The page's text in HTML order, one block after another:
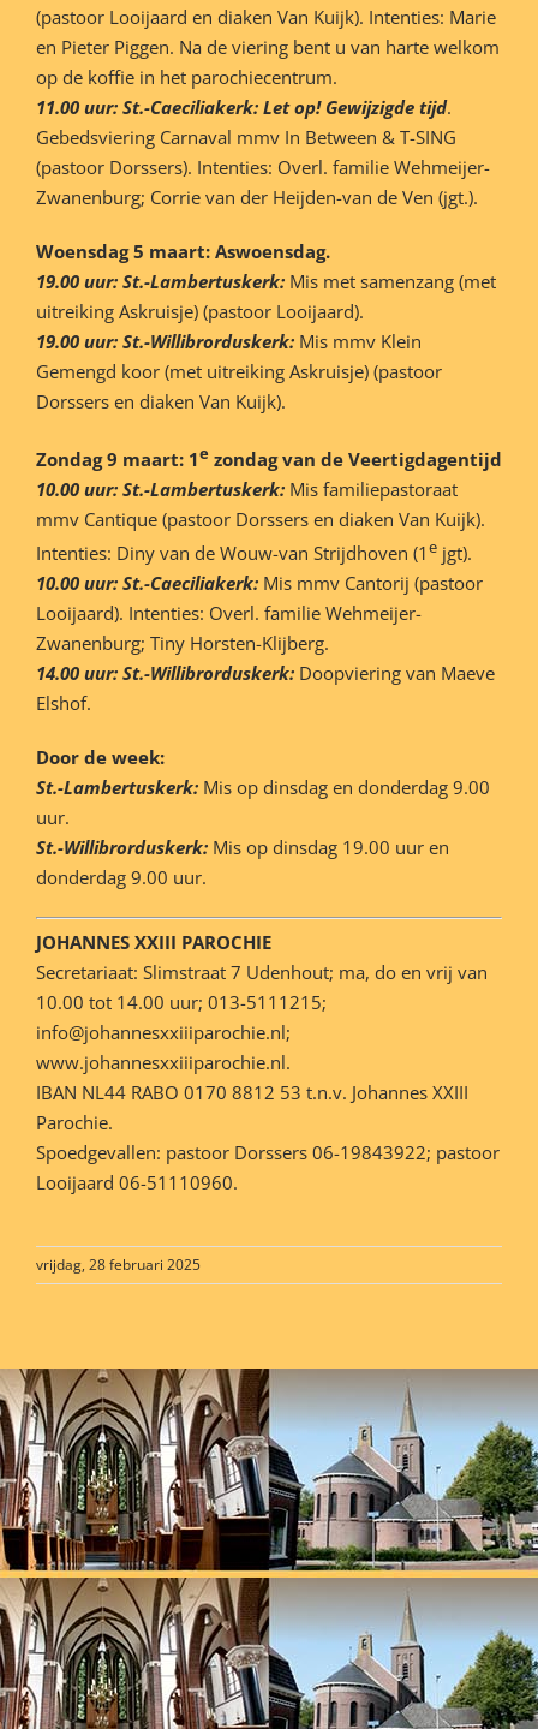
(pastoor Looijaard en diaken Van Kuijk). Intenties: Marie
en Pieter Piggen. Na de viering bent u van harte welkom
op de koffie in het parochiecentrum.
11.00 uur: St.-Caeciliakerk: Let op! Gewijzigde tijd.
Gebedsviering Carnaval mmv In Between & T-SING
(pastoor Dorssers). Intenties: Overl. familie Wehmeijer-
Zwanenburg; Corrie van der Heijden-van de Ven (jgt.).
Woensdag 5 maart: Aswoensdag.
19.00 uur: St.-Lambertuskerk: Mis met samenzang (met
uitreiking Askruisje) (pastoor Looijaard).
19.00 uur: St.-Willibrorduskerk: Mis mmv Klein
Gemengd koor (met uitreiking Askruisje) (pastoor
Dorssers en diaken Van Kuijk).
Zondag 9 maart: 1e zondag van de Veertigdagentijd
10.00 uur: St.-Lambertuskerk: Mis familiepastoraat
mmv Cantique (pastoor Dorssers en diaken Van Kuijk).
Intenties: Diny van de Wouw-van Strijdhoven (1e jgt).
10.00 uur: St.-Caeciliakerk: Mis mmv Cantorij (pastoor
Looijaard). Intenties: Overl. familie Wehmeijer-
Zwanenburg; Tiny Horsten-Klijberg.
14.00 uur: St.-Willibrorduskerk: Doopviering van Maeve
Elshof.
Door de week:
St.-Lambertuskerk: Mis op dinsdag en donderdag 9.00
uur.
St.-Willibrorduskerk: Mis op dinsdag 19.00 uur en
donderdag 9.00 uur.
JOHANNES XXIII PAROCHIE
Secretariaat: Slimstraat 7 Udenhout; ma, do en vrij van
10.00 tot 14.00 uur; 013-5111215;
info@johannesxxiiiparochie.nl;
www.johannesxxiiiparochie.nl.
IBAN NL44 RABO 0170 8812 53 t.n.v. Johannes XXIII
Parochie.
Spoedgevallen: pastoor Dorssers 06-19843922; pastoor
Looijaard 06-51110960.
vrijdag, 28 februari 2025